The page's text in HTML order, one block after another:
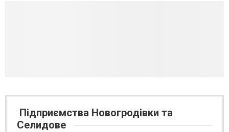
Підприємства Новогродівки та
Селидове